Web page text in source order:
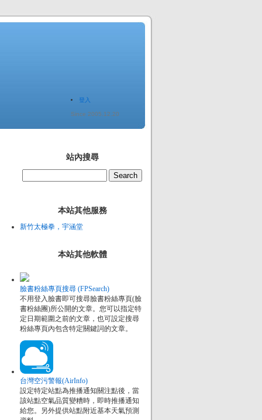
登入
Since 2005.12.20
站內搜尋
本站其他服務
新竹太極拳，宇涵堂
本站其他軟體
臉書粉絲專頁搜尋 (FPSearch)
不用登入臉書即可搜尋臉書粉絲專頁(臉
書粉絲團)所公開的文章。您可以指定特
定日期範圍之前的文章，也可設定搜尋
粉絲專頁內包含特定關鍵詞的文章。
台灣空污警報(AirInfo)
設定特定站點為推播通知關注點後，當
該站點空氣品質變糟時，即時推播通知
給您。另外提供站點附近基本天氣預測